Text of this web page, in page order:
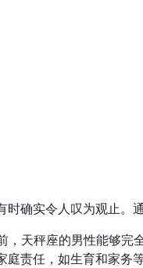
时确实令人叹为观止。
，天秤座的男性能够
责任，如生育和家务等